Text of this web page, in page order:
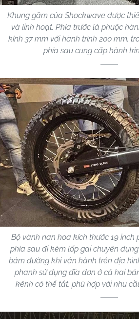
Khung gầm của Shockwave được
và linh hoạt. Phía trước là phuộc
kính 37 mm với hành trình 200 mm,
phía sau cung cấp hành
Bộ vành nan hoa kích thước 19 inch
phía sau đi kèm lốp gai chuyên
bám đường khi vận hành trên địa
phanh sử dụng đĩa đơn ở cả hai
kênh có thể tắt, phù hợp với nhu